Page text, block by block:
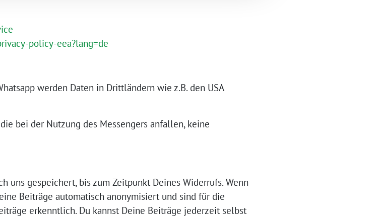
policy-eea?lang=de
werden Daten in Drittländern wie z.B. den USA
bei der Nutzung des Messengers anfallen, keine
uns gespeichert, bis zum Zeitpunkt Deines Widerrufs. Wenn
Beiträge automatisch anonymisiert und sind für die
erkenntlich. Du kannst Deine Beiträge jederzeit selbst